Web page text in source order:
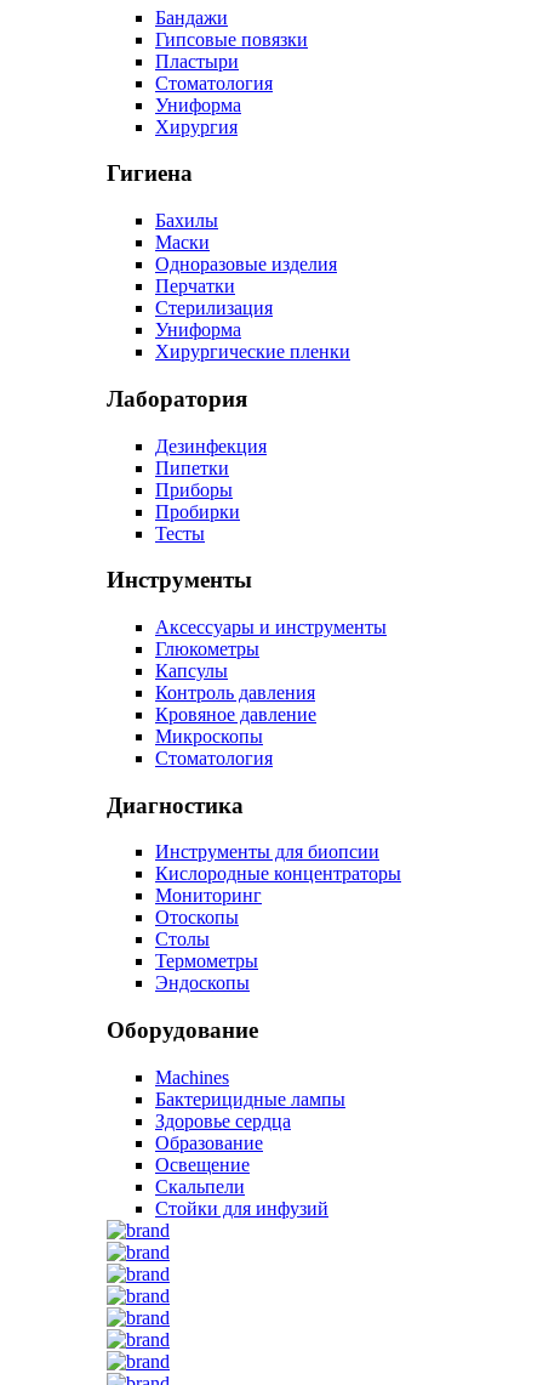
Бандажи
Гипсовые повязки
Пластыри
Стоматология
Униформа
Хирургия
Гигиена
Бахилы
Маски
Одноразовые изделия
Перчатки
Стерилизация
Униформа
Хирургические пленки
Лаборатория
Дезинфекция
Пипетки
Приборы
Пробирки
Тесты
Инструменты
Аксессуары и инструменты
Глюкометры
Капсулы
Контроль давления
Кровяное давление
Микроскопы
Стоматология
Диагностика
Инструменты для биопсии
Кислородные концентраторы
Мониторинг
Отоскопы
Столы
Термометры
Эндоскопы
Оборудование
Machines
Бактерицидные лампы
Здоровье сердца
Образование
Освещение
Скальпели
Стойки для инфузий